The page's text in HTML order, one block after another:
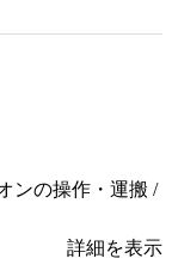
ンの操作・運搬 /
詳細を表示